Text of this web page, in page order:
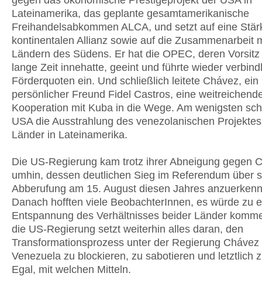
Lateinamerika, das geplante gesamtamerikanische
Freihandelsabkommen ALCA, und setzt auf eine
kontinentalen Allianz sowie auf die Zusammenarbeit
Ländern des Südens. Er hat die OPEC, deren
lange Zeit innehatte, geeint und führte wieder
Förderquoten ein. Und schließlich leitete Chávez, ein
persönlicher Freund Fidel Castros, eine
Kooperation mit Kuba in die Wege. Am wenigsten
USA die Ausstrahlung des venezolanischen
Länder in Lateinamerika.
Die US-Regierung kam trotz ihrer Abneigung gegen
umhin, dessen deutlichen Sieg im Referendum über
Abberufung am 15. August diesen Jahres
Danach hofften viele BeobachterInnen, es würde zu
Entspannung des Verhältnisses beider Länder
die US-Regierung setzt weiterhin alles daran, den
Transformationsprozess unter der Regierung Chávez
Venezuela zu blockieren, zu sabotieren und letztlich
Egal, mit welchen Mitteln.